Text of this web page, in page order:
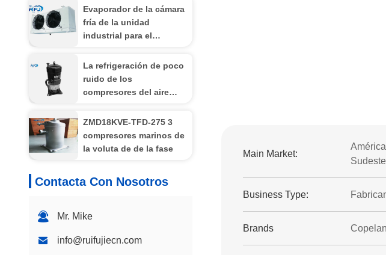
estante del compresor de
tres tornillos
Evaporador de la cámara
fría de la unidad
industrial para el
acondicionado
La refrigeración de poco
ruido de los
compresores del aire
JT132GHBY1L para
ZMD18KVE-TFD-275 3
compresores marinos de
la voluta de de la fase
Contacta Con Nosotros
Mr. Mike
info@ruifujiecn.com
Main Market:
Business Type:
Brands